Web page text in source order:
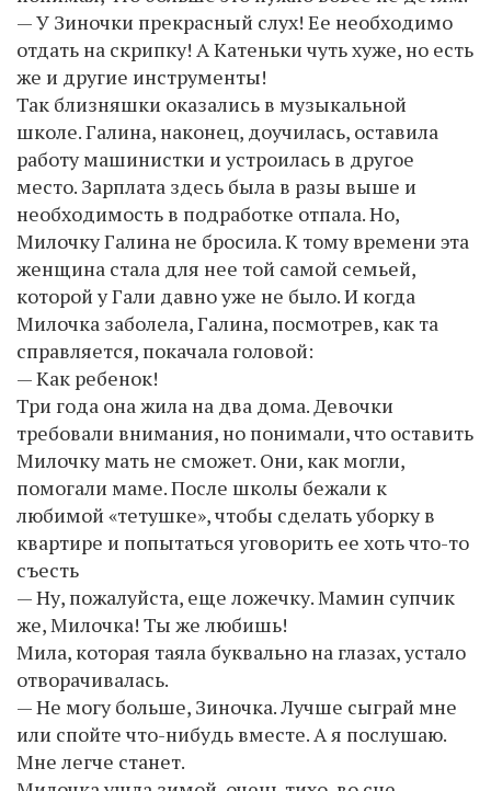
— У Зиночки прекрасный слух! Ее необходимо
отдать на скрипку! А Катеньки чуть хуже, но есть
же и другие инструменты!
Так близняшки оказались в музыкальной
школе. Галина, наконец, доучилась, оставила
работу машинистки и устроилась в другое
место. Зарплата здесь была в разы выше и
необходимость в подработке отпала. Но,
Милочку Галина не бросила. К тому времени эта
женщина стала для нее той самой семьей,
которой у Гали давно уже не было. И когда
Милочка заболела, Галина, посмотрев, как та
справляется, покачала головой:
— Как ребенок!
Три года она жила на два дома. Девочки
требовали внимания, но понимали, что оставить
Милочку мать не сможет. Они, как могли,
помогали маме. После школы бежали к
любимой «тетушке», чтобы сделать уборку в
квартире и попытаться уговорить ее хоть что-то
съесть
— Ну, пожалуйста, еще ложечку. Мамин супчик
же, Милочка! Ты же любишь!
Мила, которая таяла буквально на глазах, устало
отворачивалась.
— Не могу больше, Зиночка. Лучше сыграй мне
или спойте что-нибудь вместе. А я послушаю.
Мне легче станет.